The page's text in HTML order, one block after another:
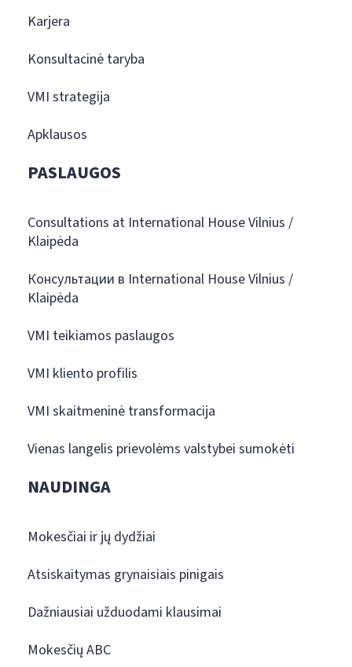
Karjera
Konsultacinė taryba
VMI strategija
Apklausos
PASLAUGOS
Consultations at International House Vilnius /
Klaipėda
Консультации в International House Vilnius /
Klaipėda
VMI teikiamos paslaugos
VMI kliento profilis
VMI skaitmeninė transformacija
Vienas langelis prievolėms valstybei sumokėti
NAUDINGA
Mokesčiai ir jų dydžiai
Atsiskaitymas grynaisiais pinigais
Dažniausiai užduodami klausimai
Mokesčių ABC